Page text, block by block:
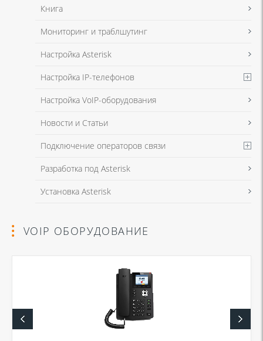
Книга
Мониторинг и траблшутинг
Настройка Asterisk
Настройка IP-телефонов
Настройка VoIP-оборудования
Новости и Статьи
Подключение операторов связи
Разработка под Asterisk
Установка Asterisk
VOIP ОБОРУДОВАНИЕ